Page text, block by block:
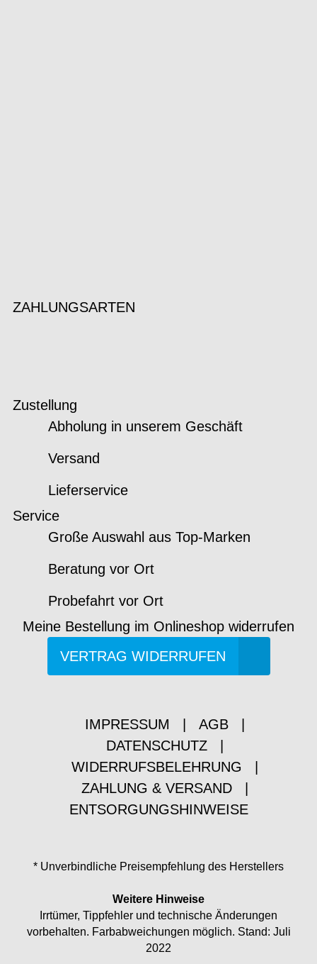
ZAHLUNGSARTEN
Zustellung
Abholung in unserem Geschäft
Versand
Lieferservice
Service
Große Auswahl aus Top-Marken
Beratung vor Ort
Probefahrt vor Ort
Meine Bestellung im Onlineshop widerrufen
VERTRAG WIDERRUFEN
IMPRESSUM AGB
DATENSCHUTZ
WIDERRUFSBELEHRUNG
ZAHLUNG & VERSAND
ENTSORGUNGSHINWEISE
* Unverbindliche Preisempfehlung des Herstellers
Weitere Hinweise
Irrtümer, Tippfehler und technische Änderungen
vorbehalten. Farbabweichungen möglich. Stand: Juli
2022